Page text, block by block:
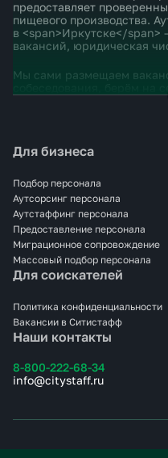
предоставляет
пищевого производства.
в <span>Иркутске</span>
вакансий, юридическая
Мы сами размещаем
собеседования, берём на
выхода и замену
С нами вы экономите
Аутсорсинг операторов
это точность, гибкость и
Наши контакты
8-800-222-68-34
info@citystaff.ru
Для бизнеса
Подбор персонала
Аутсорсинг персонала
Аутстаффинг персонала
Предоставление персонала
Миграционное сопровождение
Массовый подбор персонала
Для соискателей
Политика конфиденциальности
Вакансии в Ситистафф